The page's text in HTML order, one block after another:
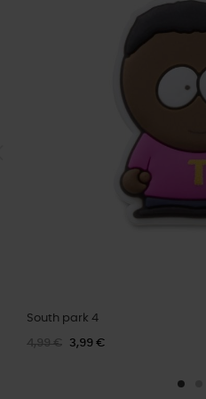
South park 4
4,99 € 3,99 €